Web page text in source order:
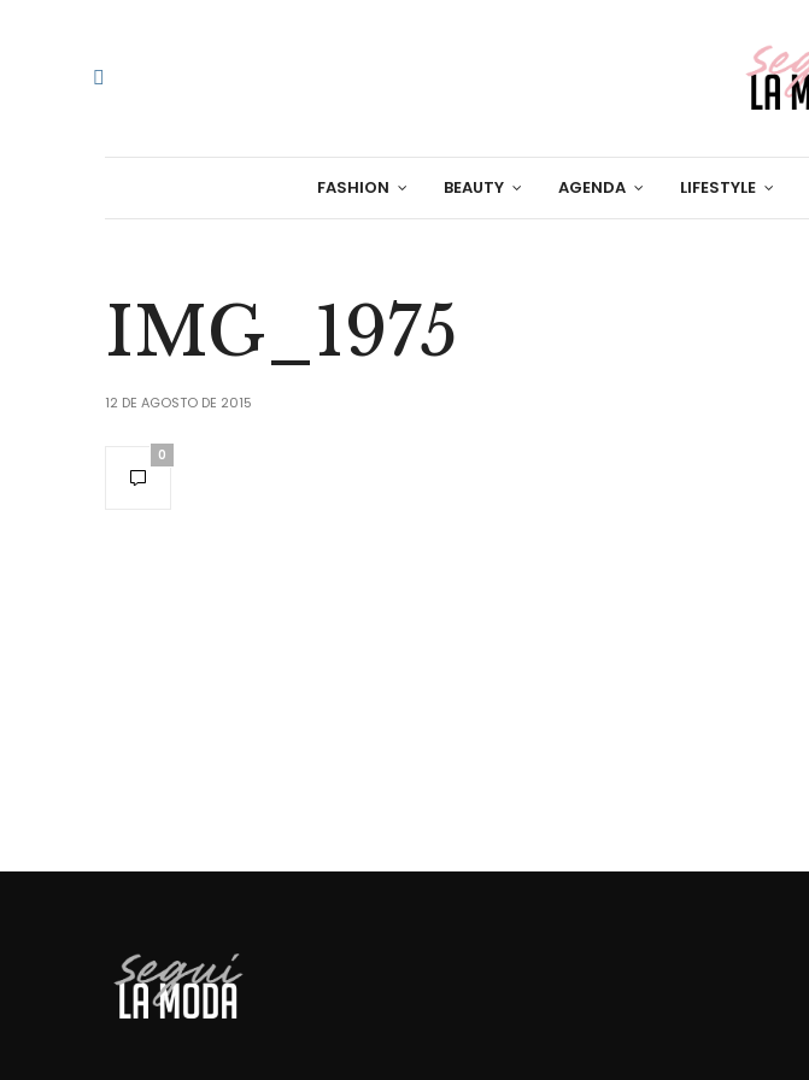
FASHION BEAUTY AGENDA LIFESTYLE
IMG_1975
12 DE AGOSTO DE 2015
0